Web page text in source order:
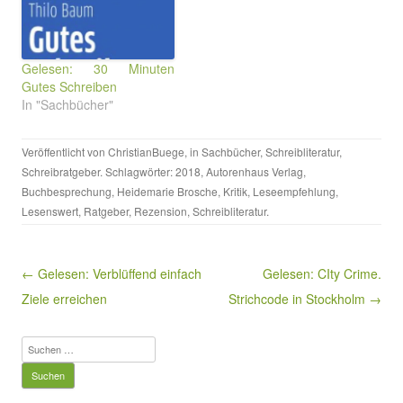
Gelesen: 30 Minuten
Gutes Schreiben
In "Sachbücher"
Veröffentlicht von ChristianBuege, in Sachbücher, Schreibliteratur,
Schreibratgeber. Schlagwörter:2018, Autorenhaus Verlag,
Buchbesprechung, Heidemarie Brosche, Kritik, Leseempfehlung,
Lesenswert, Ratgeber, Rezension, Schreibliteratur.
Beitragsnavigation
← Gelesen: Verblüffend einfach
Ziele erreichen
Gelesen: CIty Crime.
Strichcode in Stockholm →
Suchen
nach: